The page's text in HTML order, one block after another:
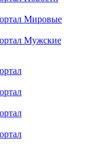
Мировые
Мужские